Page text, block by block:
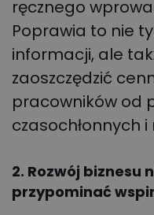
ręcznego
Poprawia to nie
informacji, ale
zaoszczędzić
pracowników od
czasochłonnych
2. Rozwój biznesu
przypominać